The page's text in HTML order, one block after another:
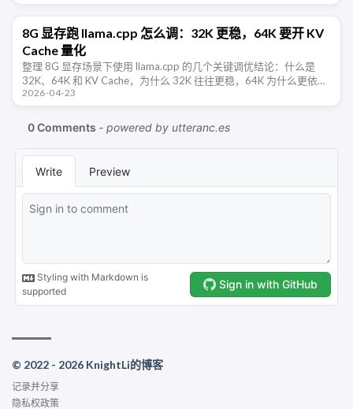
8G 显存跑 llama.cpp 怎么调：32K 更稳，64K 要开 KV
Cache 量化
整理 8G 显存场景下使用 llama.cpp 的几个关键调优结论：什么是
32K、64K 和 KV Cache，为什么 32K 往往更稳，64K 为什么更依赖
缓存量化，以及为什么一味拉高 CPU 线 …
2026-04-23
© 2022 - 2026 KnightLi的博客
记录并分享
隐私权政策